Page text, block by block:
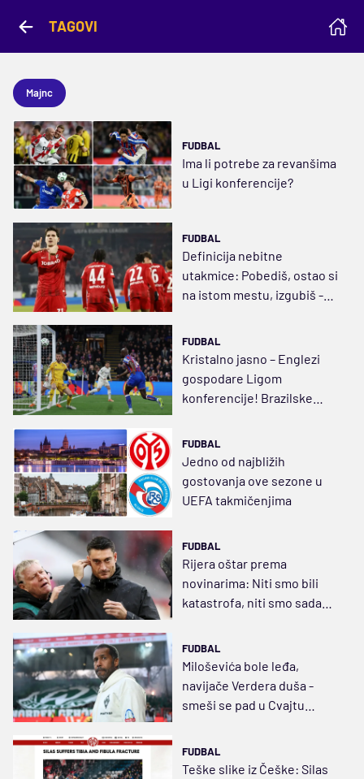
TAGOVI
Majnc
FUDBAL
Ima li potrebe za revanšima
u Ligi konferencije?
FUDBAL
Definicija nebitne
utakmice: Pobediš, ostao si
na istom mestu, izgubiš -
FUDBAL
Kristalno jasno – Englezi
gospodare Ligom
konferencije! Brazilske
FUDBAL
Jedno od najbližih
gostovanja ove sezone u
UEFA takmičenjima
FUDBAL
Rijera oštar prema
novinarima: Niti smo bili
katastrofa, niti smo sada
FUDBAL
Miloševića bole leđa,
navijače Verdera duša -
smeši se pad u Cvajtu
FUDBAL
Teške slike iz Češke: Silas